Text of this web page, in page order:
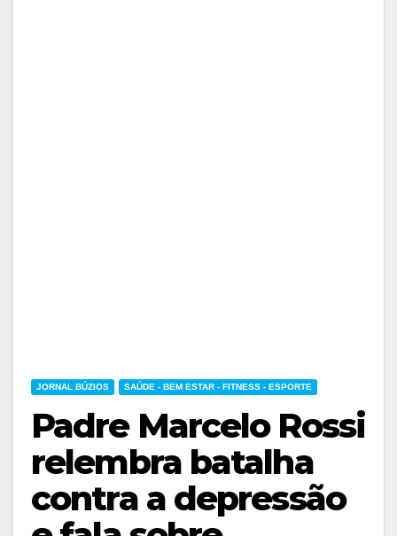
JORNAL BÚZIOS SAÚDE - BEM ESTAR - FITNESS - ESPORTE
Padre Marcelo Rossi
relembra batalha
contra a depressão